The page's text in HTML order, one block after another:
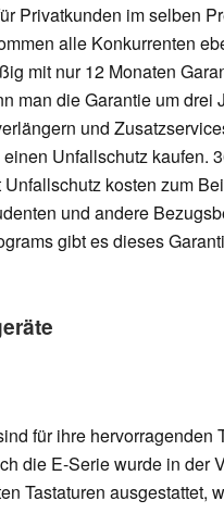
Privatkunden im selben
alle Konkurrenten
mit nur 12 Monaten
man die Garantie um drei
und
Unfallschutz kaufen.
Unfallschutz kosten zum
und andere
gibt es dieses
für ihre hervorragenden
die E-Serie wurde in der
Tastaturen ausgestattet,